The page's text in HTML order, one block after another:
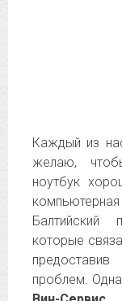
Каждый из
желаю,
ноутбук
Балтийский
которые
проблем.